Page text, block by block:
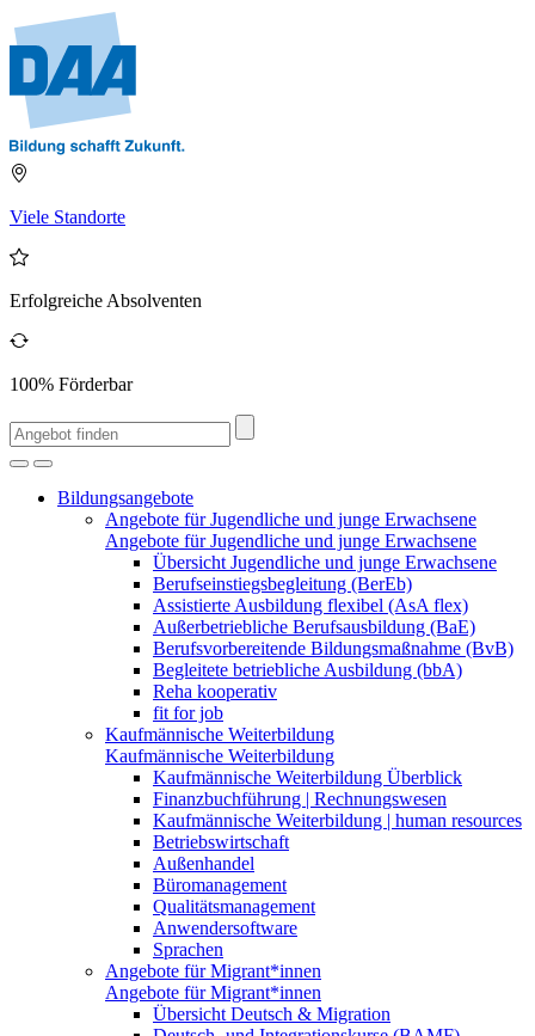
Viele Standorte
Erfolgreiche Absolventen
100% Förderbar
Bildungsangebote
Angebote für Jugendliche und junge Erwachsene
Angebote für Jugendliche und junge Erwachsene
Übersicht Jugendliche und junge Erwachsene
Berufseinstiegsbegleitung (BerEb)
Assistierte Ausbildung flexibel (AsA flex)
Außerbetriebliche Berufsausbildung (BaE)
Berufsvorbereitende Bildungsmaßnahme (BvB)
Begleitete betriebliche Ausbildung (bbA)
Reha kooperativ
fit for job
Kaufmännische Weiterbildung
Kaufmännische Weiterbildung
Kaufmännische Weiterbildung Überblick
Finanzbuchführung | Rechnungswesen
Kaufmännische Weiterbildung | human resources
Betriebswirtschaft
Außenhandel
Büromanagement
Qualitätsmanagement
Anwendersoftware
Sprachen
Angebote für Migrant*innen
Angebote für Migrant*innen
Übersicht Deutsch & Migration